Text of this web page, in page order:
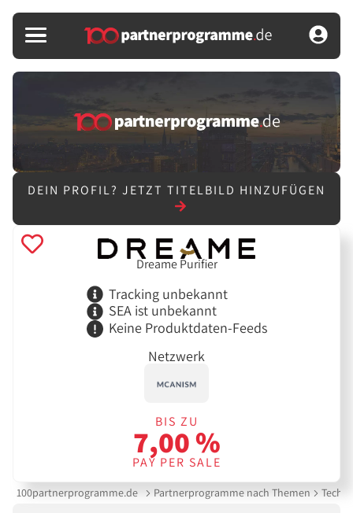
DEIN PROFIL? JETZT TITELBILD HINZUFÜGEN
Dreame Purifier
Tracking unbekannt
SEA ist unbekannt
Keine Produktdaten-Feeds
Netzwerk
BIS ZU
7,00 %
PAY PER SALE
100partnerprogramme.de Partnerprogramme nach Themen